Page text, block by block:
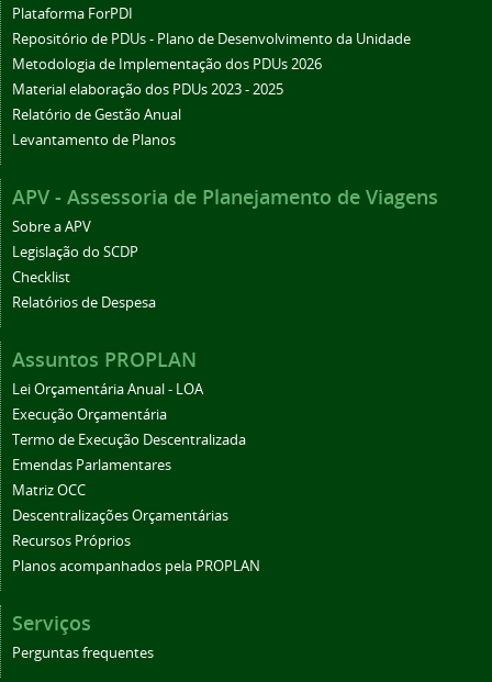
Plataforma ForPDI
Repositório de PDUs - Plano de Desenvolvimento da Unidade
Metodologia de Implementação dos PDUs 2026
Material elaboração dos PDUs 2023 - 2025
Relatório de Gestão Anual
Levantamento de Planos
APV - Assessoria de Planejamento de Viagens
Sobre a APV
Legislação do SCDP
Checklist
Relatórios de Despesa
Assuntos PROPLAN
Lei Orçamentária Anual - LOA
Execução Orçamentária
Termo de Execução Descentralizada
Emendas Parlamentares
Matriz OCC
Descentralizações Orçamentárias
Recursos Próprios
Planos acompanhados pela PROPLAN
Serviços
Perguntas frequentes